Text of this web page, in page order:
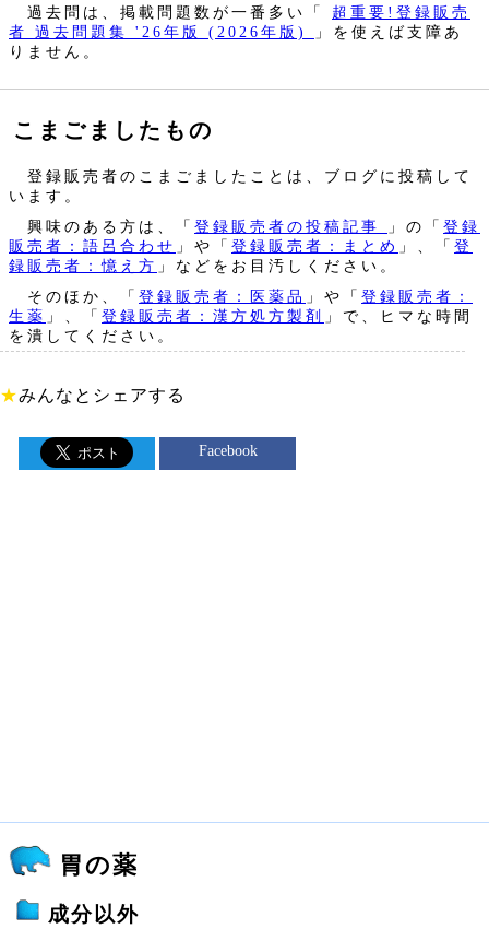
過去問は、掲載問題数が一番多い「
超重要!登録販売
者 過去問題集 '26年版 (2026年版)
」を使えば支障あ
りません。
こまごましたもの
登録販売者のこまごましたことは、ブログに投稿して
います。
興味のある方は、「 登録販売者の投稿記事 」の「 登録
販売者：語呂合わせ 」や「 登録販売者：まとめ 」、「 登
録販売者：憶え方 」などをお目汚しください。
そのほか、「 登録販売者：医薬品 」や「 登録販売者：
生薬 」、「 登録販売者：漢方処方製剤
」で、ヒマな時間
を潰してください。
★みんなとシェアする
Facebook
胃の薬
成分以外